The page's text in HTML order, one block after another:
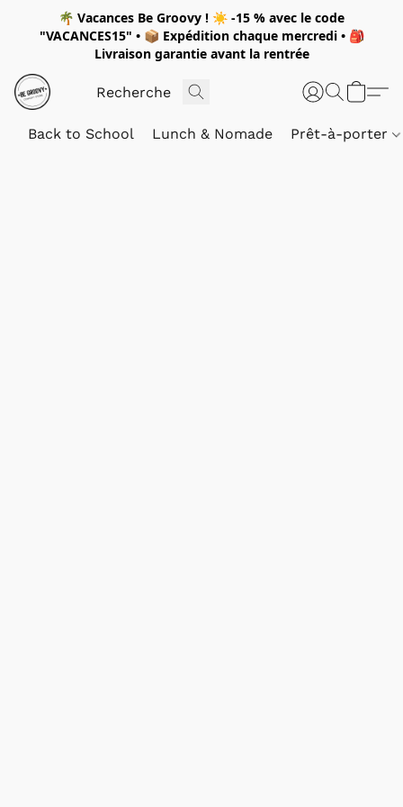
🌴 Vacances Be Groovy ! ☀️ -15 % avec le code
"VACANCES15" • 📦 Expédition chaque mercredi• 🎒
Livraison garantie avant la rentrée
Back to School Lunch & Nomade Prêt-à-porter